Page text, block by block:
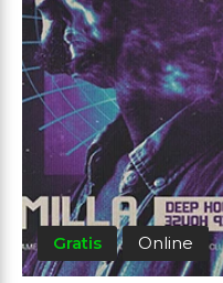
Gratis Online